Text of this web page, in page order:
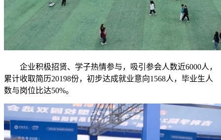
企业积极招贤、学子热情参与，吸引参会人数近6000人，
累计收取简历20198份，初步达成就业意向1568人，毕业生人
数与岗位比达50%。